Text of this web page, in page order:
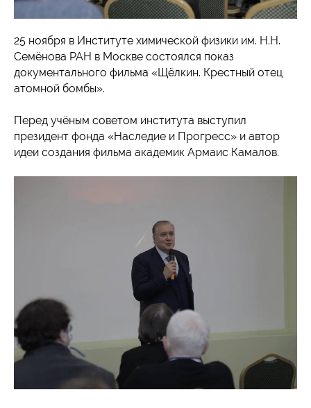
25 ноября в Институте химической физики им. Н.Н.
Семёнова РАН в Москве состоялся показ
документального фильма «Щёлкин. Крестный отец
атомной бомбы».
Перед учёным советом института выступил
президент фонда «Наследие и Прогресс» и автор
идеи создания фильма академик Армаис Камалов.